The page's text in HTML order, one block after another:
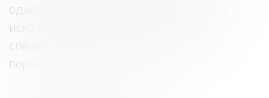
одного вуза. Однако заказчика станет
искать проще: для этого запустят
специальный сервис для целевиков на
портале «Работа в России».